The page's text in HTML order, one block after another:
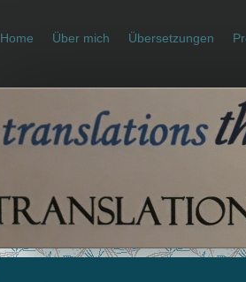
Home Über mich Übersetzungen